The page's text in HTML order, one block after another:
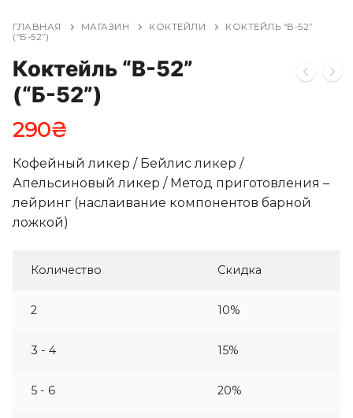
ГЛАВНАЯ МАГАЗИН КОКТЕЙЛИ
КОКТЕЙЛЬ “B-52”
(“Б-52”)
Коктейль “B-52”
(“Б-52”)
290₴
Кофейный ликер / Бейлис ликер /
Апельсиновый ликер / Метод приготовления –
лейринг (наслаивание компонентов барной
ложкой)
Количество Скидка
2 10%
3 - 4 15%
5 - 6 20%